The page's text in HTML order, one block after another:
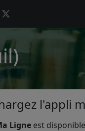
l'appli
Ligne est disponible